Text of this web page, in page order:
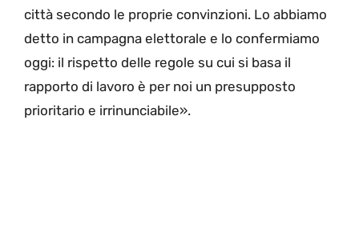
città secondo le proprie convinzioni. Lo abbiamo
detto in campagna elettorale e lo confermiamo
oggi: il rispetto delle regole su cui si basa il
rapporto di lavoro è per noi un presupposto
prioritario e irrinunciabile».